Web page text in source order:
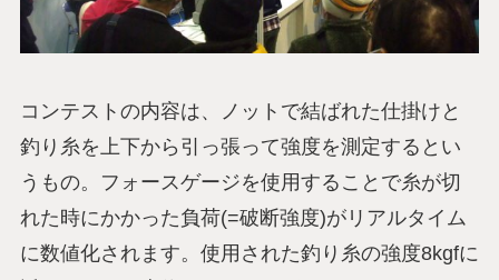
コンテストの内容は、ノットで結ばれた仕掛けと
釣り糸を上下から引っ張って強度を測定するとい
うもの。フォースゲージを使用することで糸が切
れた時にかかった負荷(=破断強度)がリアルタイム
に数値化されます。使用された釣り糸の強度8kgfに